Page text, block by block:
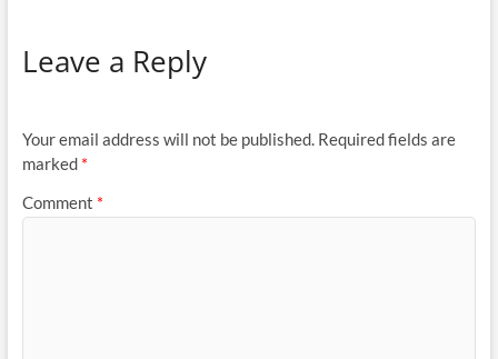
Leave a Reply
Your email address will not be published. Required fields are
marked *
Comment *